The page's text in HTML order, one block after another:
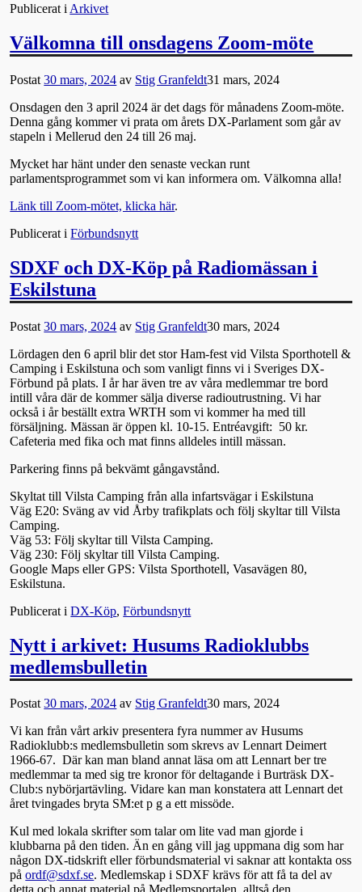
Publicerat i Arkivet
Välkomna till onsdagens Zoom-möte
Postat30 mars, 2024 av Stig Granfeldt31 mars, 2024
Onsdagen den 3 april 2024 är det dags för månadens Zoom-möte.
Denna gång kommer vi prata om årets DX-Parlament som går av
stapeln i Mellerud den 24 till 26 maj.
Mycket har hänt under den senaste veckan runt
parlamentsprogrammet som vi kan informera om. Välkomna alla!
Länk till Zoom-mötet, klicka här.
Publicerat i Förbundsnytt
SDXF och DX-Köp på Radiomässan i
Eskilstuna
Postat30 mars, 2024 av Stig Granfeldt30 mars, 2024
Lördagen den 6 april blir det stor Ham-fest vid Vilsta Sporthotell &
Camping i Eskilstuna och som vanligt finns vi i Sveriges DX-
Förbund på plats. I år har även tre av våra medlemmar tre bord
intill våra där de kommer sälja diverse radioutrustning. Vi har
också i år beställt extra WRTH som vi kommer ha med till
försäljning. Mässan är öppen kl. 10-15. Entréavgift: 50 kr.
Cafeteria med fika och mat finns alldeles intill mässan.
Parkering finns på bekvämt gångavstånd.
Skyltat till Vilsta Camping från alla infartsvägar i Eskilstuna
Väg E20: Sväng av vid Årby trafikplats och följ skyltar till Vilsta
Camping.
Väg 53: Följ skyltar till Vilsta Camping.
Väg 230: Följ skyltar till Vilsta Camping.
Google Maps eller GPS: Vilsta Sporthotell, Vasavägen 80,
Eskilstuna.
Publicerat i DX-Köp,Förbundsnytt
Nytt i arkivet: Husums Radioklubbs
medlemsbulletin
Postat30 mars, 2024 av Stig Granfeldt30 mars, 2024
Vi kan från vårt arkiv presentera fyra nummer av Husums
Radioklubb:s medlemsbulletin som skrevs av Lennart Deimert
1966-67. Där kan man bland annat läsa om att Lennart ber tre
medlemmar ta med sig tre kronor för deltagande i Burträsk DX-
Club:s nybörjartävling. Vidare kan man konstatera att Lennart det
året tvingades bryta SM:et p g a ett missöde.
Kul med lokala skrifter som talar om lite vad man gjorde i
klubbarna på den tiden. Än en gång vill jag uppmana dig som har
någon DX-tidskrift eller förbundsmaterial vi saknar att kontakta oss
påordf@sdxf.se. Medlemskap i SDXF krävs för att få ta del av